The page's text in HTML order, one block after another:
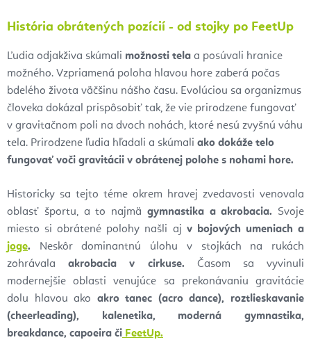
História obrátených pozícií - od stojky po FeetUp
Ľudia odjakživa skúmali možnosti tela a posúvali hranice
možného. Vzpriamená poloha hlavou hore zaberá počas
bdelého života väčšinu nášho času. Evolúciou sa organizmus
človeka dokázal prispôsobiť tak, že vie prirodzene fungovať
v gravitačnom poli na dvoch nohách, ktoré nesú zvyšnú váhu
tela. Prirodzene ľudia hľadali a skúmali ako dokáže telo
fungovať voči gravitácii v obrátenej polohe s nohami hore.
Historicky sa tejto téme okrem hravej zvedavosti venovala
oblasť športu, a to najmä gymnastika a akrobacia. Svoje
miesto si obrátené polohy našli aj v bojových umeniach a
joge. Neskôr dominantnú úlohu v stojkách na rukách
zohrávalaakrobacia v cirkuse. Časom sa vyvinuli
modernejšie oblasti venujúce sa prekonávaniu gravitácie
dolu hlavou ako akro tanec (acro dance), roztlieskavanie
(cheerleading), kalenetika, moderná gymnastika,
breakdance, capoeira či FeetUp.